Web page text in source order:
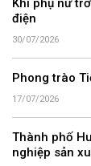
Khi phụ nữ
điện
30/07/2026
Phong trào
17/07/2026
Thành phố
nghiệp sản